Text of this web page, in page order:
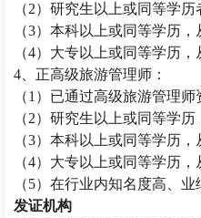
（2）研究生以上或同等学历
（3）本科以上或同等学历，
（4）大专以上或同等学历，
4 、正高级旅游管理师：
（1 ）已通过高级旅游管理师
（2）研究生以上或同等学历
（3）本科以上或同等学历，
（4）大专以上或同等学历，
（5）在行业内知名度高、业
发证机构